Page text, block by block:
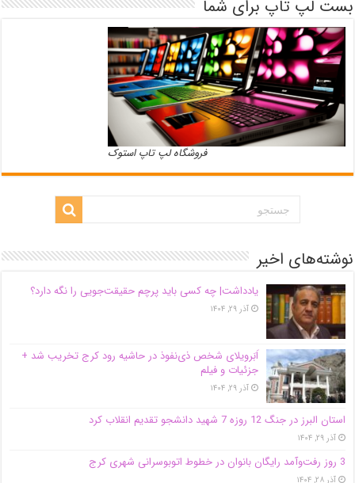
بست لپ تاپ برای شما
فروشگاه لپ تاپ استوک
نوشته‌های اخیر
یادداشت| ‌چه کسی باید پرچم حقیقت‌جویی را نگه دارد؟
آذر ۲۹, ۱۴۰۴
اَبَر‌ویلای شخص ذی‌نفوذ در حاشیه‌ رود کرج تخریب شد +
جزئیات و فیلم
آذر ۲۹, ۱۴۰۴
استان البرز در جنگ 12 روزه 7 شهید دانشجو تقدیم انقلاب کرد
آذر ۲۹, ۱۴۰۴
3 روز رفت‌وآمد رایگان بانوان در خطوط اتوبوسرانی شهری کرج
آذر ۲۸, ۱۴۰۴